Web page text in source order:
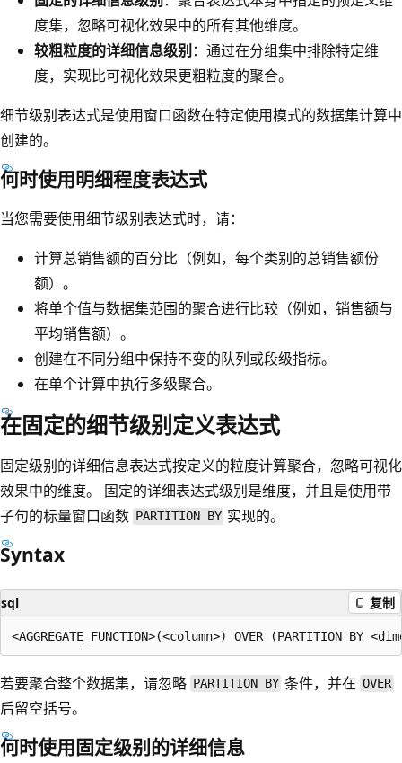
度集，忽略可视化效果中的所有其他维度。
较粗粒度的详细信息级别：通过在分组集中排除特定维
度，实现比可视化效果更粗粒度的聚合。
细节级别表达式是使用窗口函数在特定使用模式的数据集计算中
创建的。
何时使用明细程度表达式
当您需要使用细节级别表达式时，请：
计算总销售额的百分比（例如，每个类别的总销售额份
额）。
将单个值与数据集范围的聚合进行比较（例如，销售额与
平均销售额）。
创建在不同分组中保持不变的队列或段级指标。
在单个计算中执行多级聚合。
在固定的细节级别定义表达式
固定级别的详细信息表达式按定义的粒度计算聚合，忽略可视化
效果中的维度。 固定的详细表达式级别是维度，并且是使用带
子句的标量窗口函数 PARTITION BY 实现的。
Syntax
sql 复制
若要聚合整个数据集，请忽略 PARTITION BY 条件，并在OVER
后留空括号。
何时使用固定级别的详细信息